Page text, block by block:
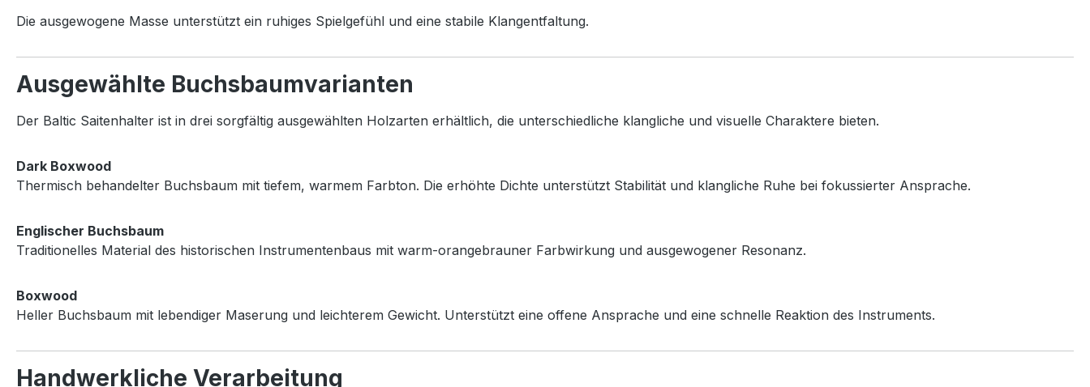
Die ausgewogene Masse unterstützt ein ruhiges Spielgefühl und eine stabile Klangentfaltung.
Ausgewählte Buchsbaumvarianten
Der Baltic Saitenhalter ist in drei sorgfältig ausgewählten Holzarten erhältlich, die unterschiedliche klangliche und visuelle Charaktere bieten.
Dark Boxwood
Thermisch behandelter Buchsbaum mit tiefem, warmem Farbton. Die erhöhte Dichte unterstützt Stabilität und klangliche Ruhe bei fokussierter Ansprache.
Englischer Buchsbaum
Traditionelles Material des historischen Instrumentenbaus mit warm-orangebrauner Farbwirkung und ausgewogener Resonanz.
Boxwood
Heller Buchsbaum mit lebendiger Maserung und leichterem Gewicht. Unterstützt eine offene Ansprache und eine schnelle Reaktion des Instruments.
Handwerkliche Verarbeitung